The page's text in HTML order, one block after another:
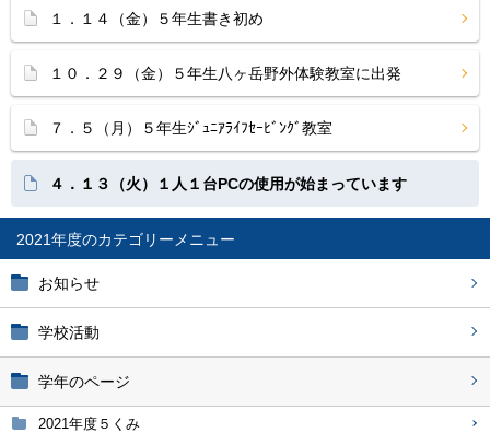
2021年度
お知らせ
学校活動
学年のページ
2021年度５くみ
１．１４（金）５年生書き初め
１０．２９（金）５年生八ヶ岳野外体験教室に出発
７．５（月）５年生ｼﾞｭﾆｱﾗｲﾌｾｰﾋﾞﾝｸﾞ教室
４．１３（火）１人１台PCの使用が始まっています